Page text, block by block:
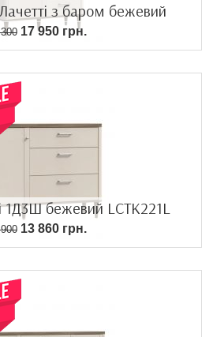
з баром бежевий
17 950 грн.
1Д3Ш бежевий LCTK221L
13 860 грн.